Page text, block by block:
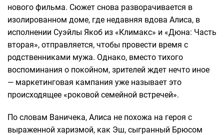
нового фильма. Сюжет снова разворачивается в
изолированном доме, где недавняя вдова Алиса, в
исполнении Суэйлы Якоб из «Климакс» и «Дюна: Часть
вторая», отправляется, чтобы провести время с
родственниками мужа. Однако, вместо тихого
воспоминания о покойном, зрителей ждет нечто иное
— маркетинговая кампания уже называет это
происходящее «роковой семейной встречей».
По словам Ваничека, Алиса не похожа на героя с
выраженной харизмой, как Эш, сыгранный Брюсом